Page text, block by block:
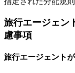
旅行エージェン
慮事項
旅行エージェント